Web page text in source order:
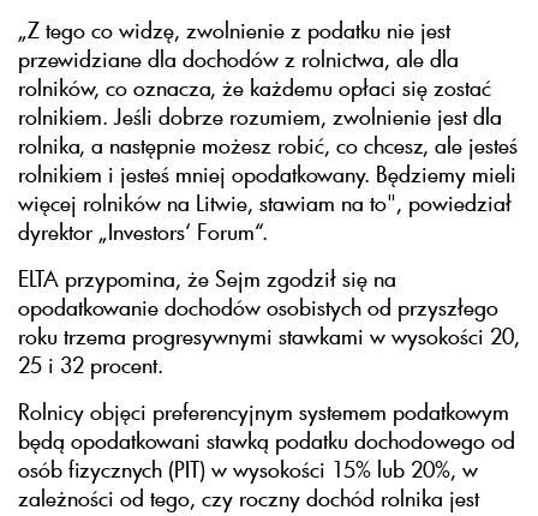
„Z tego co widzę, zwolnienie z podatku nie jest
przewidziane dla dochodów z rolnictwa, ale dla
rolników, co oznacza, że każdemu opłaci się zostać
rolnikiem. Jeśli dobrze rozumiem, zwolnienie jest dla
rolnika, a następnie możesz robić, co chcesz, ale jesteś
rolnikiem i jesteś mniej opodatkowany. Będziemy mieli
więcej rolników na Litwie, stawiam na to", powiedział
dyrektor „Investors‘ Forum“.
ELTA przypomina, że Sejm zgodził się na
opodatkowanie dochodów osobistych od przyszłego
roku trzema progresywnymi stawkami w wysokości 20,
25 i 32 procent.
Rolnicy objęci preferencyjnym systemem podatkowym
będą opodatkowani stawką podatku dochodowego od
osób fizycznych (PIT) w wysokości 15% lub 20%, w
zależności od tego, czy roczny dochód rolnika jest